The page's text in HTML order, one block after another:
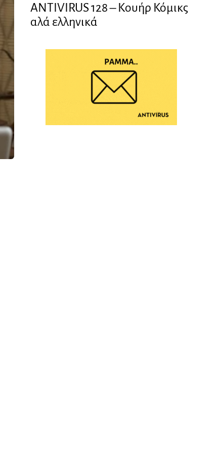
ANTIVIRUS 128 – Kουήρ Κόμικς
αλά ελληνικά